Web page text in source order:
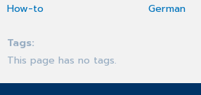
How-to
German
Tags
This page has no tags.